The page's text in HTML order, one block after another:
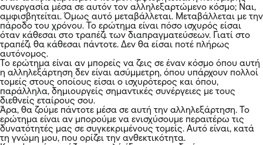
συνεργασία μέσα σε αυτόν τον αλληλεξαρτώμενο κόσμο; Ναι,
αμφισβητείται. Όμως αυτό μεταβάλλεται. Μεταβάλλεται με την
πάροδο του χρόνου. Το ερώτημα είναι πόσο ισχυρός είσαι
όταν κάθεσαι στο τραπέζι των διαπραγματεύσεων. Γιατί στο
τραπέζι θα κάθεσαι πάντοτε. Δεν θα είσαι ποτέ πλήρως
αυτόνομος.
Το ερώτημα είναι αν μπορείς να ζεις σε έναν κόσμο όπου αυτή
η αλληλεξάρτηση δεν είναι ασύμμετρη, όπου υπάρχουν πολλοί
τομείς στους οποίους είσαι ο ισχυρότερος και όπου,
παράλληλα, δημιουργείς σημαντικές συνέργειες με τους
διεθνείς εταίρους σου.
Άρα, θα ζούμε πάντοτε μέσα σε αυτή την αλληλεξάρτηση. Το
ερώτημα είναι αν μπορούμε να ενισχύσουμε περαιτέρω τις
δυνατότητές μας σε συγκεκριμένους τομείς. Αυτό είναι, κατά
τη γνώμη μου, που ορίζει την ανθεκτικότητα.